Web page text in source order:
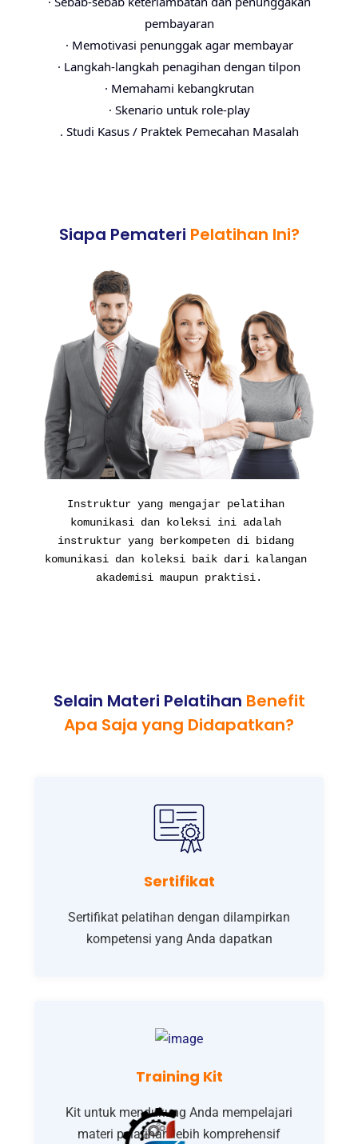
pembayaran
· Memotivasi penunggak agar membayar
· Langkah-langkah penagihan dengan tilpon
· Memahami kebangkrutan
· Skenario untuk role-play
. Studi Kasus / Praktek Pemecahan Masalah
Siapa Pemateri Pelatihan Ini?
Instruktur yang mengajar pelatihan
komunikasi dan koleksi ini adalah
instruktur yang berkompeten di bidang
komunikasi dan koleksi baik dari kalangan
akademisi maupun praktisi.
Selain Materi Pelatihan Benefit
Apa Saja yang Didapatkan?
Sertifikat
Sertifikat pelatihan dengan dilampirkan
kompetensi yang Anda dapatkan
Training Kit
Kit untuk mendukung Anda mempelajari
materi pelatihan lebih komprehensif